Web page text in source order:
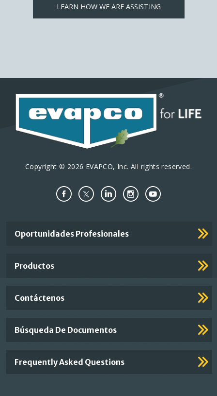
LEARN HOW WE ARE ASSISTING
Copyright © 2026 EVAPCO, Inc. All rights reserved.
Important
Footer
Oportunidades Profesionales
Productos
Contáctenos
Búsqueda De Documentos
Frequently Asked Questions